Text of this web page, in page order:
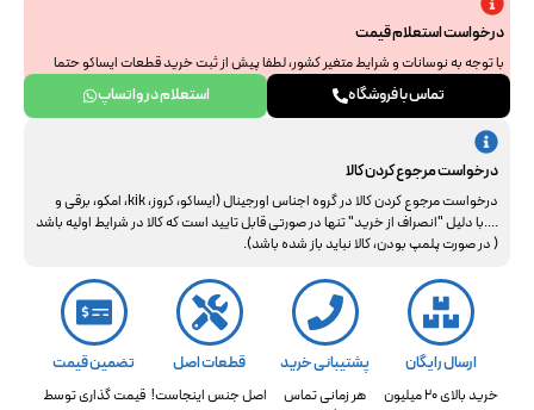
درخواست استعلام قیمت
با توجه به نوسانات و شرایط متغیر کشور، لطفا پیش از ثبت خرید قطعات ایساکو حتما
جهت استعلام نهایی با ما هماهنگ فرمایید. از همراهی و درک شما سپاسگزاریم.
تماس با فروشگاه استعلام در واتساپ
درخواست مرجوع کردن کالا
درخواست مرجوع کردن کالا در گروه اجناس اورجینال (ایساکو، کروز، kik، امکو، برقی و
....با دلیل "انصراف از خرید" تنها در صورتی قابل تایید است که کالا در شرایط اولیه باشد
( در صورت پلمپ بودن، کالا نباید باز شده باشد).
ارسال رایگان
خرید بالای 20 میلیون
پشتیبانی خرید
هر زمانی تماس
قطعات اصل
اصل جنس اینجاست!
تضمین قیمت
قیمت گذاری توسط